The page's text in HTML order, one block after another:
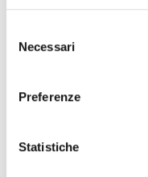
Necessari
Preferenze
Statistiche
Codice Associato FIAP